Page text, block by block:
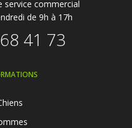
service commercial
de 9h à 17h
41 73